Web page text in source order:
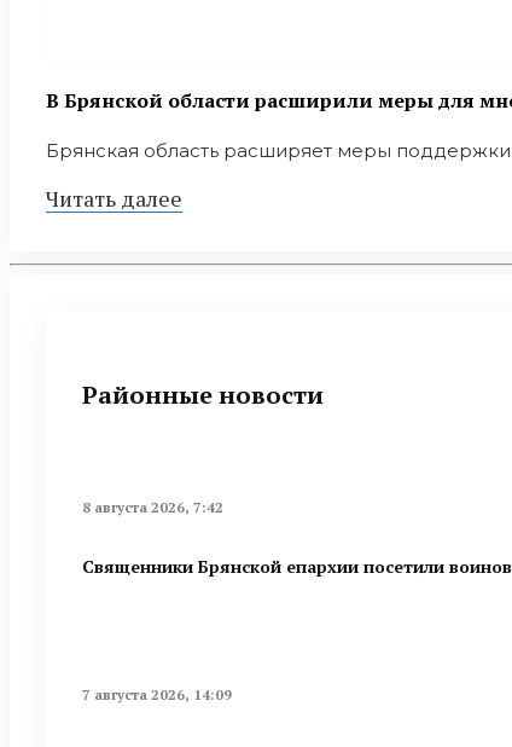
В Брянской области расширили меры для
Брянская область расширяет меры
Читать далее
Районные новости
8 августа 2026, 7:42
Священники Брянской епархии посетили
7 августа 2026, 14:09